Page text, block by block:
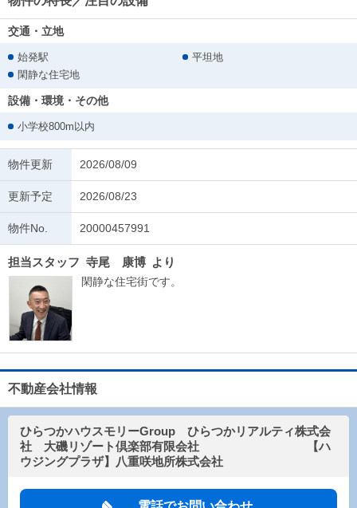
交通・立地
始発駅
平坦地
閑静な住宅地
設備・環境・その他
小学校800m以内
物件更新 2026/08/09
更新予定 2026/08/23
物件No. 20000457991
担当スタッフ 寺尾 康博 より
閑静な住宅街です。
不動産会社情報
ひらつかハウスモリーGroup ひらつかリアルティ株式会
社 大磯リゾート倶楽部有限会社 【ハ
ウジングプラザ】八重咲地所株式会社